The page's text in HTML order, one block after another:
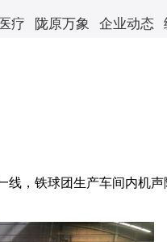
疗 陇原万象 企业动态
，铁球团生产车间内机